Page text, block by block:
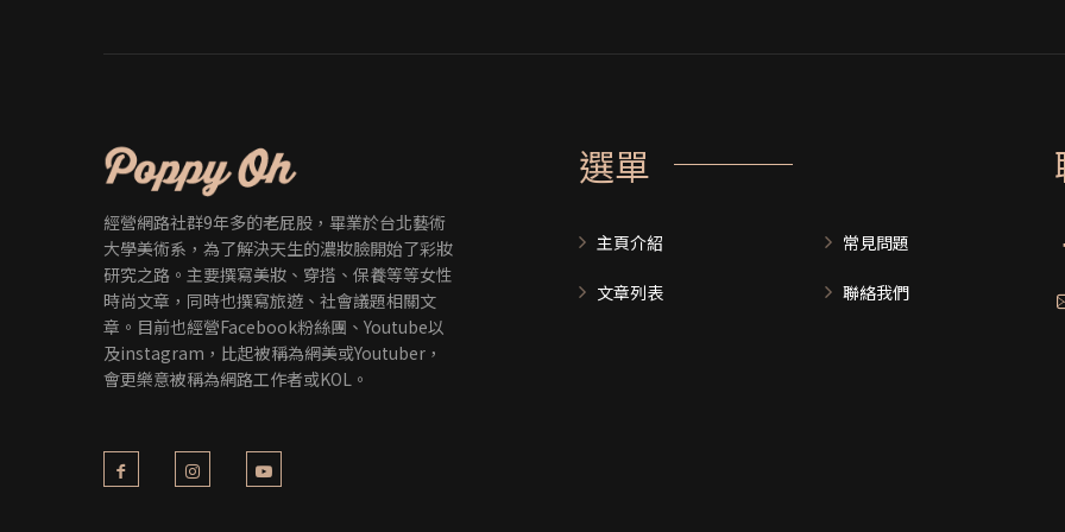
經營網路社群9年多的老屁股，畢業於台北藝術
大學美術系，為了解決天生的濃妝臉開始了彩妝
研究之路。主要撰寫美妝、穿搭、保養等等女性
時尚文章，同時也撰寫旅遊、社會議題相關文
章。目前也經營Facebook粉絲團、Youtube以
及instagram，比起被稱為網美或Youtuber，
會更樂意被稱為網路工作者或KOL。
選單
主頁介紹
文章列表
常見問題
聯絡我們